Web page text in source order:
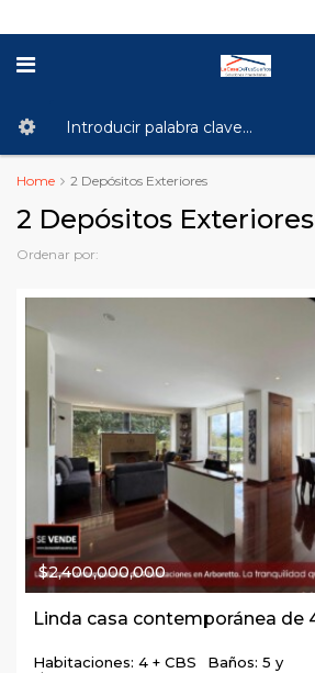
Home 2 Depósitos Exteriores
2 Depósitos Exteriores
Ordenar por:
$2,400,000,000
Habitaciones: 4 + CBS
Baños: 5 y